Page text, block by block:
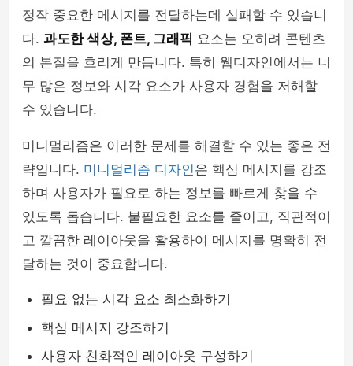
정작 중요한 메시지를 전달하는데 실패할 수 있습니
다. 과도한 색상, 폰트, 그래픽 요소는 오히려 콘텐츠
의 본질을 흐리게 만듭니다. 특히 웹디자인에서는 너
무 많은 정보와 시각 요소가 사용자 경험을 저해할
수 있습니다.
미니멀리즘은 이러한 문제를 해결할 수 있는 좋은 전
략입니다. 미니멀리즘 디자인은 핵심 메시지를 강조
하며 사용자가 필요로 하는 정보를 빠르게 찾을 수
있도록 돕습니다. 불필요한 요소를 줄이고, 직관적이
고 깔끔한 레이아웃을 활용하여 메시지를 명확히 전
달하는 것이 중요합니다.
필요 없는 시각 요소 최소화하기
핵심 메시지 강조하기
사용자 친화적인 레이아웃 구성하기